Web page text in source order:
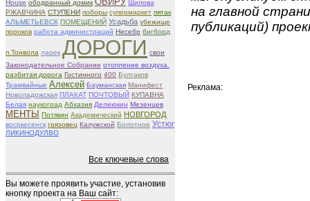
House ободранный домик ОВИРУ Шилова
РЖАВЧИНА СТУПЕНИ поборы супермаркет пятак
АЛЬМЕТЬЕВСК ПОМЕЩЕНИЙ Усадьба убежище
пороков работа администраций Несебр бигборд
п.Тоивола ларек ДОРОГИ свои
Законодательное Собрание отопление воздуха.
разбитая дорога Гостинного 400 Булгаков
Трамвайные Алексей Бауманская Манифест
Новоладожская ПЛАКАТ ПОЧТОВЫЙ КУПАВНА
Белая наукоград Абхазия Делеюкин Мезенцев
МЕНТЫ Потякин Академический НОВГОРОД
восркесенск грязовец Калужской Болотное Устюг
ЛИКИНОДУЛВО
Все ключевые слова
Вы можете проявить участие, установив
кнопку проекта на Ваш сайт:
на главной
публикаций)
Реклама: